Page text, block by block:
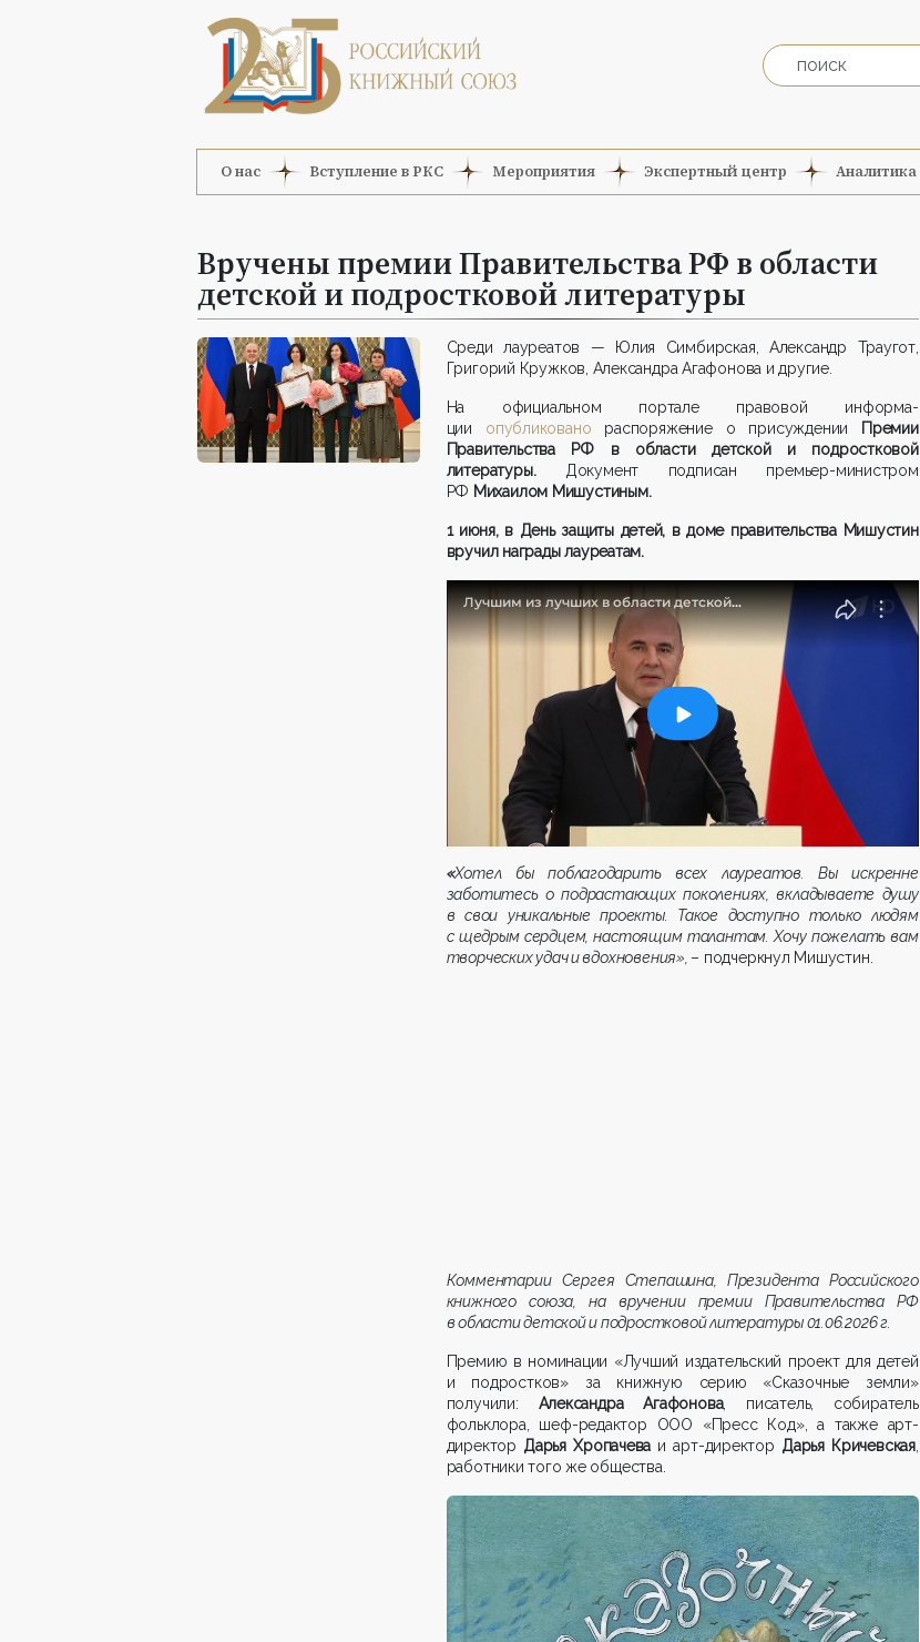
О нас Вступление в РКС Мероприятия Экспертный центр Аналитика
Вручены премии Правительства РФ в области
детской и подростковой литературы
Среди лауреатов — Юлия Симбирская, Александр Траугот,
Григорий Кружков, Александра Агафонова и другие.
На официальном портале правовой инфор­ма­
ции опубликовано распоряжение о присуж­де­нии Премии
Правительства РФ в области детской и подростковой
литературы.
Документ подписан премьер-министром
РФ Михаилом Мишустиным.
1 июня, в День защиты детей, в доме правительства Мишустин
вручил награды лауреатам.
«Хотел бы поблагодарить всех лауреатов. Вы искренне
заботитесь о подрастающих поколениях, вкладываете душу
в свои уникальные проекты. Такое доступно только людям
с щедрым сердцем, настоящим талантам. Хочу пожелать вам
творческих удач и вдохновения», – подчеркнул Мишустин.
Комментарии Сергея Степашина, Президента Российского
книжного союза, на вручении премии Правительства РФ
в области детской и подростковой литературы 01.06.2026 г.
Премию в номинации «Лучший издательский проект для детей
и подростков» за книжную серию «Сказочные земли»
получили: Александра Агафонова, писатель, собиратель
фольклора, шеф-редактор ООО «Пресс Код», а также арт-
директор Дарья Хропачева и арт-директор Дарья Кричевская
работники того же общества.